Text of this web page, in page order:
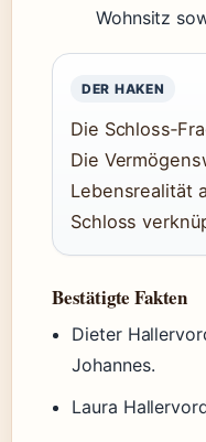
Wohnsitz
DER HAKEN
Die
Die
Lebensrealität
Schloss
Bestätigte Fakten
Dieter
Johannes.
Laura